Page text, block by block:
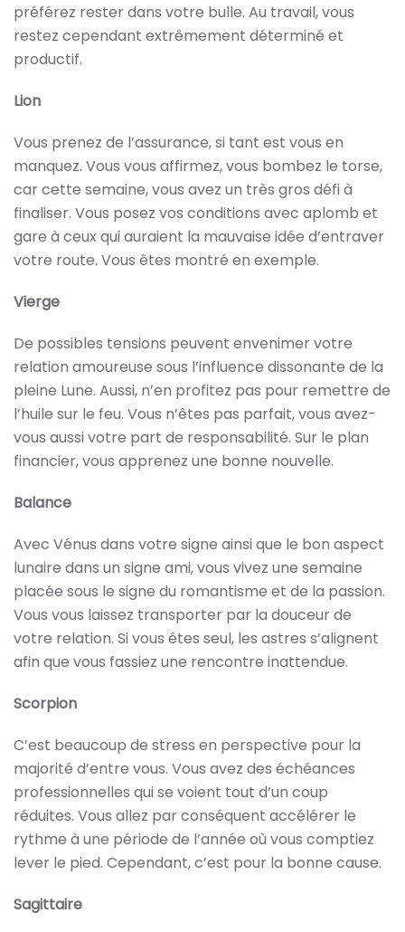
préférez rester dans votre bulle. Au travail, vous
restez cependant extrêmement déterminé et
productif.
Lion
Vous prenez de l’assurance, si tant est vous en
manquez. Vous vous affirmez, vous bombez le torse,
car cette semaine, vous avez un très gros défi à
finaliser. Vous posez vos conditions avec aplomb et
gare à ceux qui auraient la mauvaise idée d’entraver
votre route. Vous êtes montré en exemple.
Vierge
De possibles tensions peuvent envenimer votre
relation amoureuse sous l’influence dissonante de la
pleine Lune. Aussi, n’en profitez pas pour remettre de
l’huile sur le feu. Vous n’êtes pas parfait, vous avez-
vous aussi votre part de responsabilité. Sur le plan
financier, vous apprenez une bonne nouvelle.
Balance
Avec Vénus dans votre signe ainsi que le bon aspect
lunaire dans un signe ami, vous vivez une semaine
placée sous le signe du romantisme et de la passion.
Vous vous laissez transporter par la douceur de
votre relation. Si vous êtes seul, les astres s’alignent
afin que vous fassiez une rencontre inattendue.
Scorpion
C’est beaucoup de stress en perspective pour la
majorité d’entre vous. Vous avez des échéances
professionnelles qui se voient tout d’un coup
réduites. Vous allez par conséquent accélérer le
rythme à une période de l’année où vous comptiez
lever le pied. Cependant, c’est pour la bonne cause.
Sagittaire